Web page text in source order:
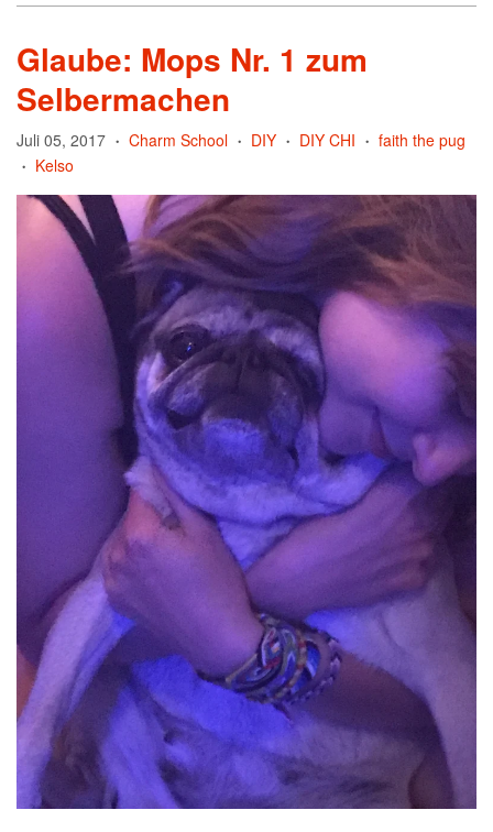
Glaube: Mops Nr. 1 zum
Selbermachen
Juli 05, 2017 • Charm School • DIY • DIY CHI • faith the pug
• Kelso